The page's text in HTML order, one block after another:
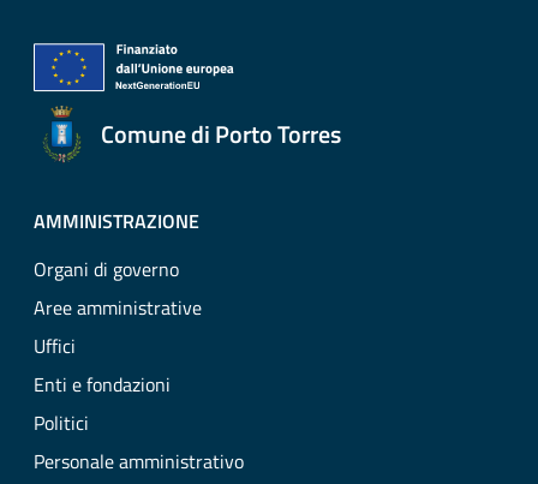
Comune di Porto Torres
AMMINISTRAZIONE
Organi di governo
Aree amministrative
Uffici
Enti e fondazioni
Politici
Personale amministrativo